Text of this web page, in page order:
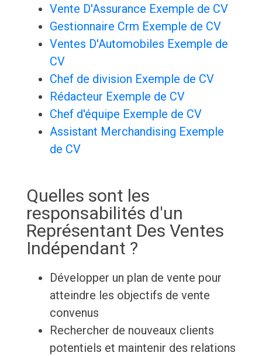
Vente D'Assurance Exemple de CV
Gestionnaire Crm Exemple de CV
Ventes D'Automobiles Exemple de
CV
Chef de division Exemple de CV
Rédacteur Exemple de CV
Chef d'équipe Exemple de CV
Assistant Merchandising Exemple
de CV
Quelles sont les
responsabilités d'un
Représentant Des Ventes
Indépendant ?
Développer un plan de vente pour
atteindre les objectifs de vente
convenus
Rechercher de nouveaux clients
potentiels et maintenir des relations